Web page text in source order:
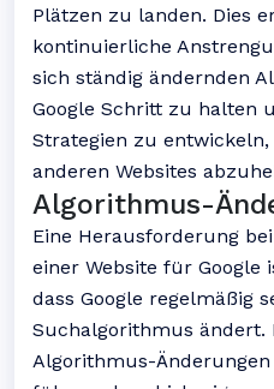
Plätzen zu landen. Dies
kontinuierliche
sich ständig ändernden
Google Schritt zu halten
Strategien zu
anderen Websites
Algorithmus-
Eine Herausforderung
einer Website für Google
dass Google regelmäßig
Suchalgorithmus ändert.
Algorithmus-